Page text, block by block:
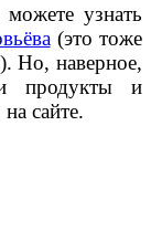
узнать
(это тоже
Но, наверное,
продукты и
сайте.